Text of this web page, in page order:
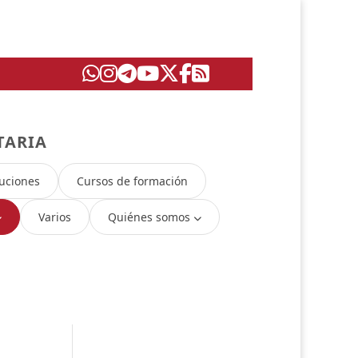
Cursos de formación
Varios Quiénes somos